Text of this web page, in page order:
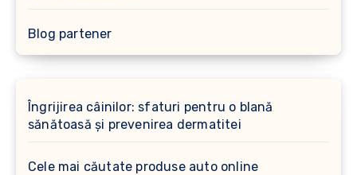
Blog partener
Îngrijirea câinilor: sfaturi pentru o blană
sănătoasă și prevenirea dermatitei
Cele mai căutate produse auto online